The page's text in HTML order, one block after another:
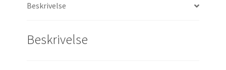
Beskrivelse
Beskrivelse